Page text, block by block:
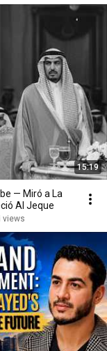
15:19
— Miró a La
Al Jeque
views